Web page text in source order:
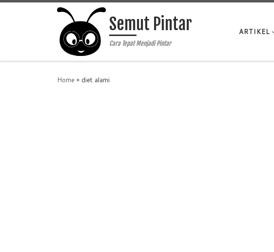
Skip to content Semut Pintar
Cara Tepat Menjadi Pintar
ARTIKEL
Home » diet alami